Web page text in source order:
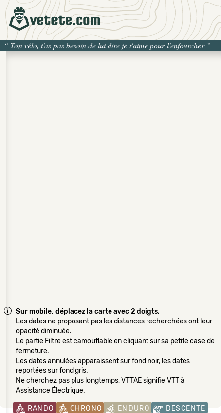
“ Ton vélo, t'as pas besoin de lui dire je t'aime pour l'enfourcher”
Sur mobile, déplacez la carte avec 2 doigts.
Les dates ne proposant pas les distances recherchées ont leur
opacité diminuée.
Le partie Filtre est camouflable en cliquant sur sa petite case de
fermeture.
Les dates annulées apparaissent sur fond noir, les dates
reportées sur fond gris.
Ne cherchez pas plus longtemps, VTTAE signifie VTT à
Assistance Électrique.
RANDO CHRONO ENDURO
DESCENTE